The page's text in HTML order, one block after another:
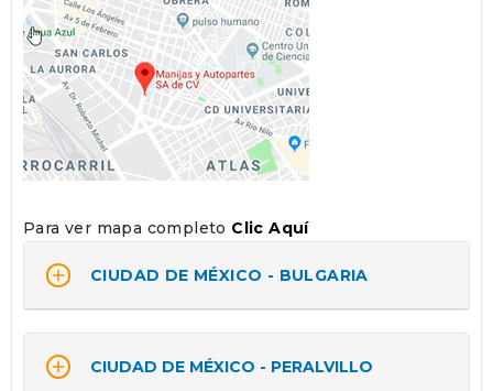
Para ver mapa completo Clic Aquí
 CIUDAD DE MÉXICO - BULGARIA
 CIUDAD DE MÉXICO - PERALVILLO